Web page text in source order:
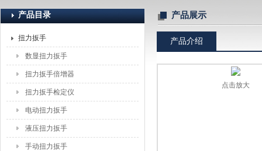
产品目录
扭力扳手
数显扭力扳手
扭力扳手倍增器
扭力扳手检定仪
电动扭力扳手
液压扭力扳手
手动扭力扳手
产品展示
产品介绍
点击放大